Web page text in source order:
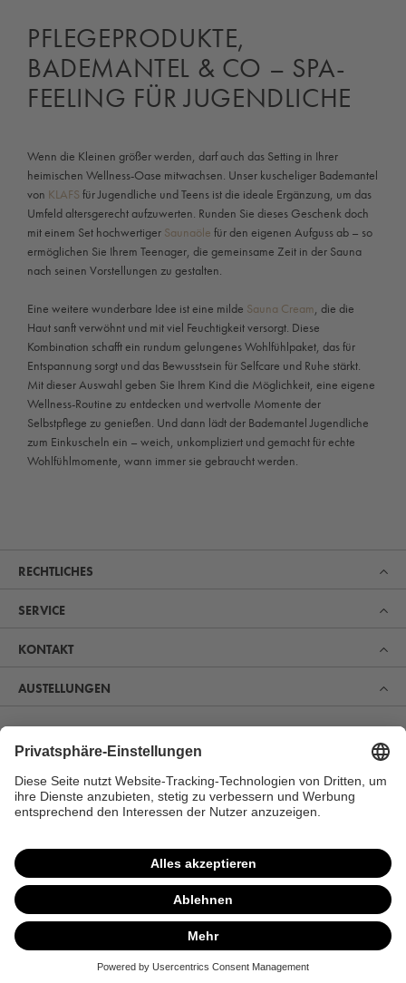
PFLEGEPRODUKTE,
BADEMANTEL & CO – SPA-
FEELING FÜR JUGENDLICHE
Wenn die Kleinen größer werden, darf auch das Setting in Ihrer
heimischen Wellness-Oase mitwachsen. Unser kuscheliger Bademantel
von KLAFS für Jugendliche und Teens ist die ideale Ergänzung, um das
Umfeld altersgerecht aufzuwerten. Runden Sie dieses Geschenk doch
mit einem Set hochwertiger Saunaöle für den eigenen Aufguss ab – so
ermöglichen Sie Ihrem Teenager, die gemeinsame Zeit in der Sauna
nach seinen Vorstellungen zu gestalten.
Eine weitere wunderbare Idee ist eine milde Sauna Cream, die die
Haut sanft verwöhnt und mit viel Feuchtigkeit versorgt. Diese
Kombination schafft ein rundum gelungenes Wohlfühlpaket, das für
Entspannung sorgt und das Bewusstsein für Selfcare und Ruhe stärkt.
Mit dieser Auswahl geben Sie Ihrem Kind die Möglichkeit, eine eigene
Wellness-Routine zu entdecken und wertvolle Momente der
Selbstpflege zu genießen. Und dann lädt der Bademantel Jugendliche
zum Einkuscheln ein – weich, unkompliziert und gemacht für echte
Wohlfühlmomente, wann immer sie gebraucht werden.
Erfahren Sie, was uns zum Marktführer im Bereich Sauna,
Pool und Spa gemacht hat. Und entdecken Sie, warum
sich immer mehr Menschen für unsere Produkte zur
perfekten Erholung und Gesundheitsvorsorge begeistern.
MEHR ERFAHREN
VERTRAG WIDERRUFEN
RECHTLICHES
SERVICE
KONTAKT
AUSTELLUNGEN